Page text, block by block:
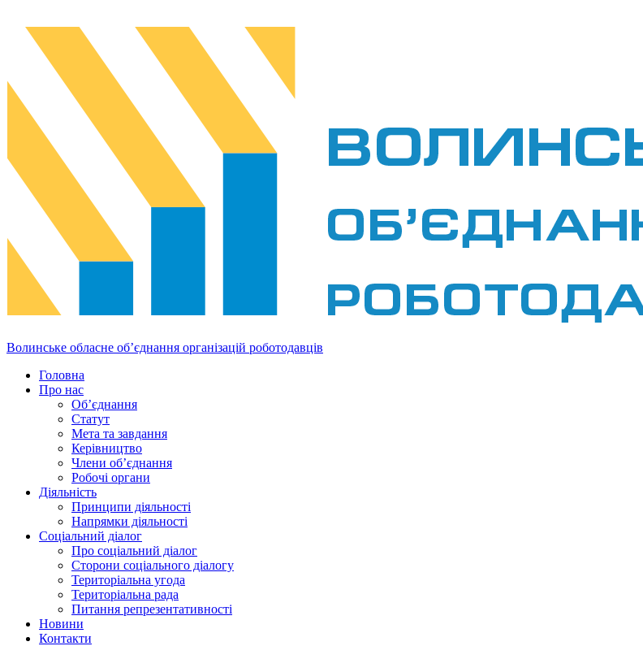
Волинське обласне об’єднання організацій роботодавців
Головна
Про нас
Об’єднання
Статут
Мета та завдання
Керівництво
Члени об’єднання
Робочі органи
Діяльність
Принципи діяльності
Напрямки діяльності
Соціальний діалог
Про соціальний діалог
Сторони соціального діалогу
Територіальна угода
Територіальна рада
Питання репрезентативності
Новини
Контакти